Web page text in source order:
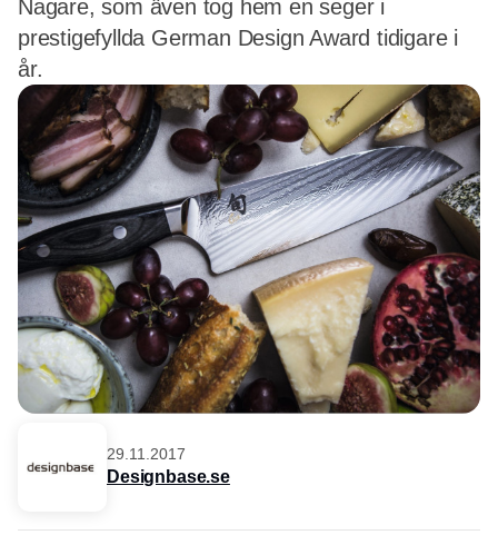
Nagare, som även tog hem en seger i
prestigefyllda German Design Award tidigare i
år.
29.11.2017
Designbase.se